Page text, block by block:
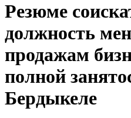
Резюме
должность
продажам
полной
Бердыкеле